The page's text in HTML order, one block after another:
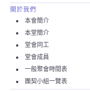
關於我們
本會簡介
本堂簡介
堂會同工
堂會成員
一般聚會時間表
團契小組一覽表